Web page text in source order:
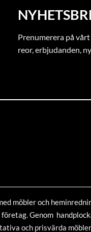
Prenumerera på
reor, erbjudanden,
möbler och
Genom
och prisvärda